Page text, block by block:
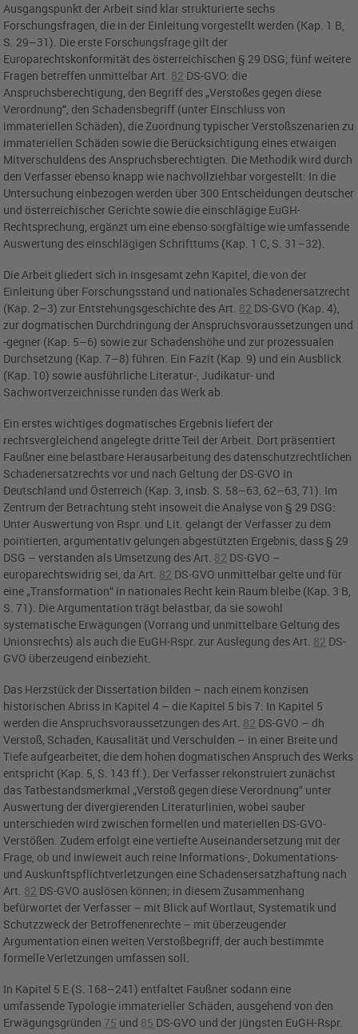
Ausgangspunkt der Arbeit sind klar strukturierte sechs
Forschungsfragen, die in der Einleitung vorgestellt werden (Kap. 1 B,
S. 29–31). Die erste Forschungsfrage gilt der
Europarechtskonformität des österreichischen § 29 DSG; fünf weitere
Fragen betreffen unmittelbarArt. 82 DS-GVO: die
Anspruchsberechtigung, den Begriff des „Verstoßes gegen diese
Verordnung“, den Schadensbegriff (unter Einschluss von
immateriellen Schäden), die Zuordnung typischer Verstoßszenarien zu
immateriellen Schäden sowie die Berücksichtigung eines etwaigen
Mitverschuldens des Anspruchsberechtigten. Die Methodik wird durch
den Verfasser ebenso knapp wie nachvollziehbar vorgestellt: In die
Untersuchung einbezogen werden über 300 Entscheidungen deutscher
und österreichischer Gerichte sowie die einschlägige EuGH-
Rechtsprechung, ergänzt um eine ebenso sorgfältige wie umfassende
Auswertung des einschlägigen Schrifttums (Kap. 1 C, S. 31–32).
Die Arbeit gliedert sich in insgesamt zehn Kapitel, die von der
Einleitung über Forschungsstand und nationales Schadenersatzrecht
(Kap. 2–3) zur Entstehungsgeschichte desArt. 82 DS-GVO (Kap. 4),
zur dogmatischen Durchdringung der Anspruchsvoraussetzungen und
-gegner (Kap. 5–6) sowie zur Schadenshöhe und zur prozessualen
Durchsetzung (Kap. 7–8) führen. Ein Fazit (Kap. 9) und ein Ausblick
(Kap. 10) sowie ausführliche Literatur-, Judikatur- und
Sachwortverzeichnisse runden das Werk ab.
Ein erstes wichtiges dogmatisches Ergebnis liefert der
rechtsvergleichend angelegte dritte Teil der Arbeit. Dort präsentiert
Faußner eine belastbare Herausarbeitung des datenschutzrechtlichen
Schadenersatzrechts vor und nach Geltung der DS-GVO in
Deutschland und Österreich (Kap. 3, insb. S. 58–63, 62–63, 71). Im
Zentrum der Betrachtung steht insoweit die Analyse von § 29 DSG:
Unter Auswertung von Rspr. und Lit. gelangt der Verfasser zu dem
pointierten, argumentativ gelungen abgestützten Ergebnis, dass § 29
DSG – verstanden als Umsetzung desArt. 82 DS-GVO –
europarechtswidrig sei, daArt. 82 DS-GVO unmittelbar gelte und für
eine „Transformation“ in nationales Recht kein Raum bleibe (Kap. 3 B,
S. 71). Die Argumentation trägt belastbar, da sie sowohl
systematische Erwägungen (Vorrang und unmittelbare Geltung des
Unionsrechts) als auch die EuGH-Rspr. zur Auslegung desArt. 82 DS-
GVO überzeugend einbezieht.
Das Herzstück der Dissertation bilden – nach einem konzisen
historischen Abriss in Kapitel 4 – die Kapitel 5 bis 7: In Kapitel 5
werden die Anspruchsvoraussetzungen desArt. 82 DS-GVO – dh
Verstoß, Schaden, Kausalität und Verschulden – in einer Breite und
Tiefe aufgearbeitet, die dem hohen dogmatischen Anspruch des Werks
entspricht (Kap. 5, S. 143 ff.). Der Verfasser rekonstruiert zunächst
das Tatbestandsmerkmal „Verstoß gegen diese Verordnung“ unter
Auswertung der divergierenden Literaturlinien, wobei sauber
unterschieden wird zwischen formellen und materiellen DS-GVO-
Verstößen. Zudem erfolgt eine vertiefte Auseinandersetzung mit der
Frage, ob und inwieweit auch reine Informations-, Dokumentations-
und Auskunftspflichtverletzungen eine Schadensersatzhaftung nach
Art. 82 DS-GVO auslösen können; in diesem Zusammenhang
befürwortet der Verfasser – mit Blick auf Wortlaut, Systematik und
Schutzzweck der Betroffenenrechte – mit überzeugender
Argumentation einen weiten Verstoßbegriff, der auch bestimmte
formelle Verletzungen umfassen soll.
In Kapitel 5 E (S. 168–241) entfaltet Faußner sodann eine
umfassende Typologie immaterieller Schäden, ausgehend von den
Erwägungsgründen 75 und 85 DS-GVO und der jüngsten EuGH-Rspr.